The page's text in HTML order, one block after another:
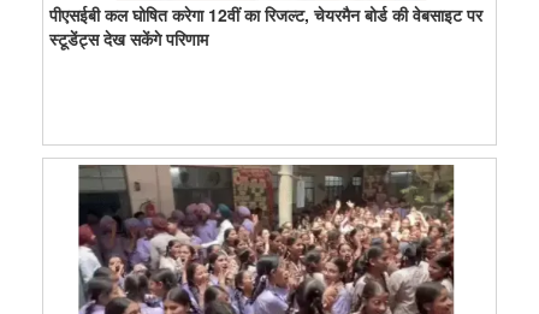
पीएसईबी कल घोषित करेगा 12वीं का रिजल्ट, चेयरमैन बोर्ड की वेबसाइट पर
स्टूडेंट्स देख सकेंगे परिणाम